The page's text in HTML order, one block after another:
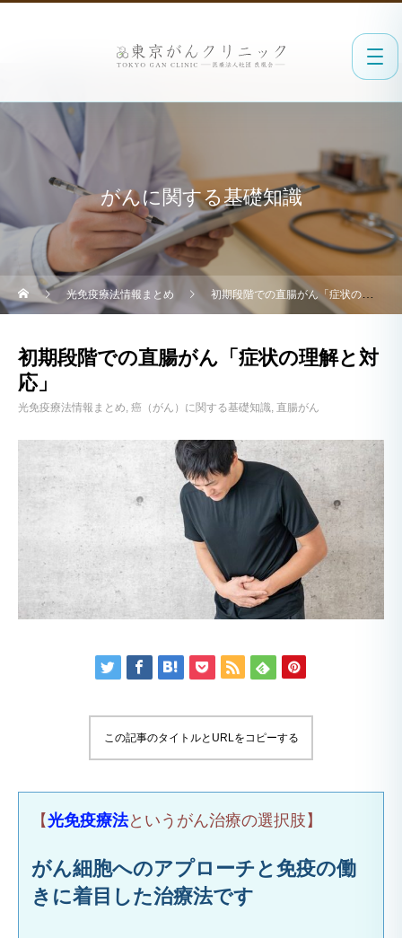
がんに関する基礎知識
光免疫療法情報まとめ 初期段階での直腸がん「症状の理解と対応」
初期段階での直腸がん「症状の理解と対
応」
光免疫療法情報まとめ 癌（がん）に関する基礎知識 直腸がん
この記事のタイトルとURLをコピーする
【光免疫療法というがん治療の選択肢】
がん細胞へのアプローチと免疫の働
きに着目した治療法です